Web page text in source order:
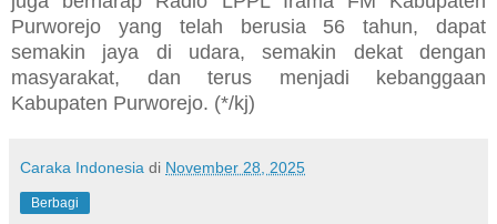
Purworejo yang telah berusia 56 tahun, dapat
semakin jaya di udara, semakin dekat dengan
masyarakat, dan terus menjadi kebanggaan
Kabupaten Purworejo. (*/kj)
Caraka Indonesia di November 28, 2025
Berbagi